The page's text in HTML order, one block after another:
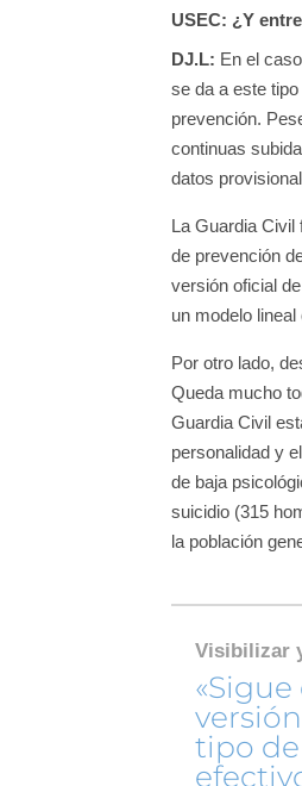
USEC: ¿Y
DJ.L: En el
se da a este
prevención.
continuas
datos
La Guardia Civil
de prevención
versión oficial
un modelo
Por otro lado,
Queda mucho
Guardia Civil
personalidad y
de baja
suicidio (315
la población
Visibilizar
tipo